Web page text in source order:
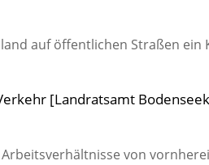
auf öffentlichen Straßen
[Landratsamt
von